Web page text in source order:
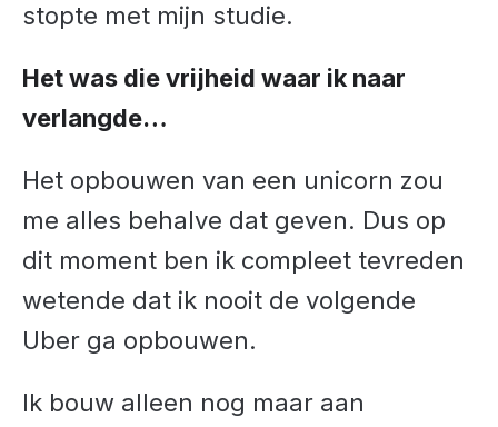
stopte met mijn studie.
Het was die vrijheid waar ik naar
verlangde…
Het opbouwen van een unicorn zou
me alles behalve dat geven. Dus op
dit moment ben ik compleet tevreden
wetende dat ik nooit de volgende
Uber ga opbouwen.
Ik bouw alleen nog maar aan